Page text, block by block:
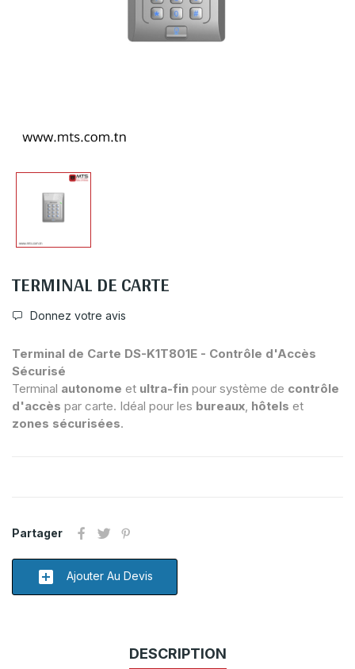
TERMINAL DE CARTE
Donnez votre avis
Terminal de Carte DS-K1T801E - Contrôle d'Accès
Sécurisé
Terminal autonome et ultra-fin pour système de contrôle
d'accès par carte. Idéal pour les bureaux hôtels et
zones sécurisées.
Partager
add_box Ajouter Au Devis
DESCRIPTION